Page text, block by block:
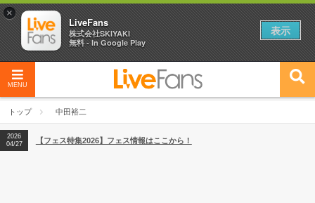
MENU
トップ 中田裕二
2026
04/27
2026
【ライブ動員ランキング】2026年上半期編発表！
2026
04/27
【フェス特集2026】フェス情報はここから！
×
LiveFans
株式会社SKIYAKI
無料 - In Google Play
表示